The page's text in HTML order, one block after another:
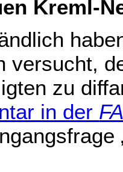
Kreml-
versucht,
zu
in der